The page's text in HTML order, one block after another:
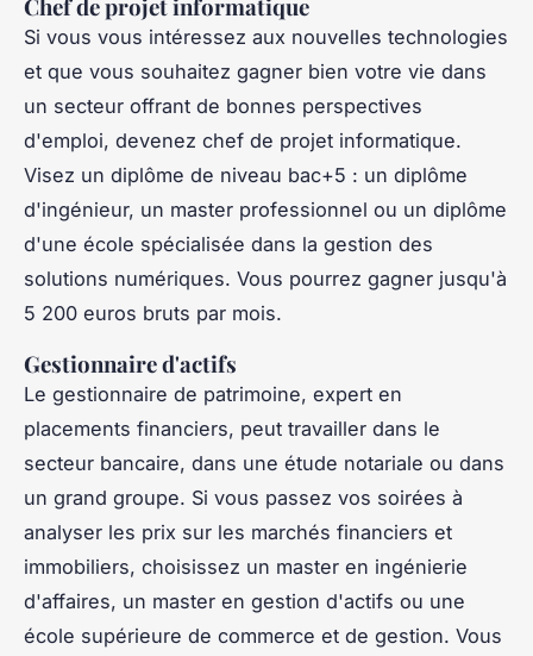
Chef de projet informatique
Si vous vous intéressez aux nouvelles technologies
et que vous souhaitez gagner bien votre vie dans
un secteur offrant de bonnes perspectives
d'emploi, devenez chef de projet informatique.
Visez un diplôme de niveau bac+5 : un diplôme
d'ingénieur, un master professionnel ou un diplôme
d'une école spécialisée dans la gestion des
solutions numériques. Vous pourrez gagner jusqu'à
5 200 euros bruts par mois.
Gestionnaire d'actifs
Le gestionnaire de patrimoine, expert en
placements financiers, peut travailler dans le
secteur bancaire, dans une étude notariale ou dans
un grand groupe. Si vous passez vos soirées à
analyser les prix sur les marchés financiers et
immobiliers, choisissez un master en ingénierie
d'affaires, un master en gestion d'actifs ou une
école supérieure de commerce et de gestion. Vous